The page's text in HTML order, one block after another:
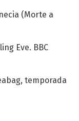
(Morte a
Eve. BBC
temporada